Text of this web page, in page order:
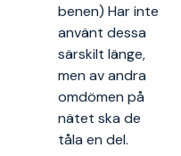
benen) Har inte
använt dessa
särskilt länge,
men av andra
omdömen på
nätet ska de
tåla en del.